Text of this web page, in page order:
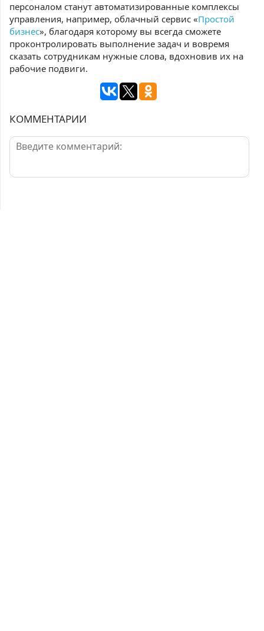
персоналом станут автоматизированные комплексы
управления, например, облачный сервис «Простой
бизнес», благодаря которому вы всегда сможете
проконтролировать выполнение задач и вовремя
сказать сотрудникам нужные слова, вдохновив их на
рабочие подвиги.
КОММЕНТАРИИ